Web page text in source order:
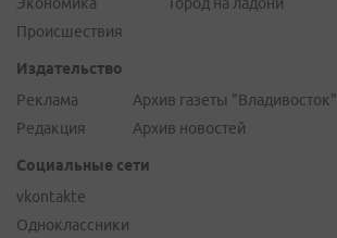
Экономика
Происшествия
Город на ладони
Издательство
Реклама
Редакция
Архив газеты "Владивосток"
Архив новостей
Социальные сети
vkontakte
Одноклассники